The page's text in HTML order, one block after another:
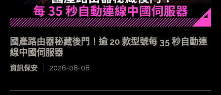
國產路由器秘藏後門！逾 20 款型號每 35 秒自動連
線中國伺服器
資訊保安 2026-08-08